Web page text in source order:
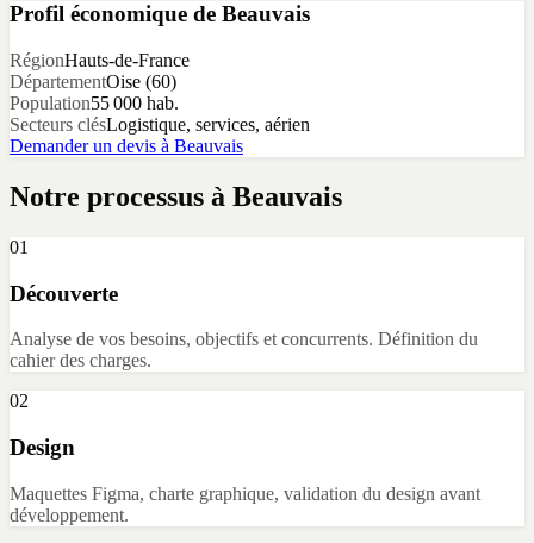
Profil économique de Beauvais
RégionHauts-de-France
DépartementOise (60)
Population55 000 hab.
Secteurs clésLogistique, services, aérien
Demander un devis à Beauvais
Notre processus à Beauvais
01
Découverte
Analyse de vos besoins, objectifs et concurrents. Définition du
cahier des charges.
02
Design
Maquettes Figma, charte graphique, validation du design avant
développement.